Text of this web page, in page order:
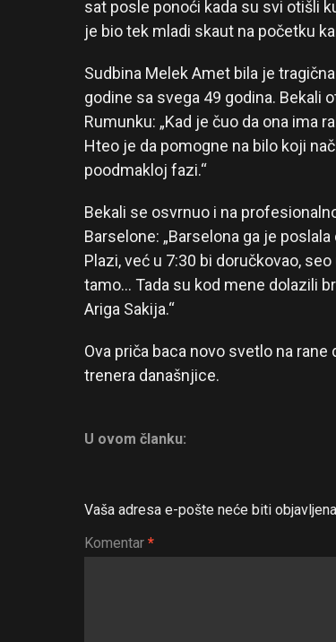
sat posle ponoći kada su svi otišli
je bio tek mladi skaut na početku
Sudbina Melek Amet bila je
godine sa svega 49 godina. Bekali
Rumunku: „Kad je čuo da ona ima
Hteo je da pomogne na bilo koji
poodmakloj fazi.“
Bekali se osvrnuo i na
Barselone: „Barselona ga je
Plazi, već u 7:30 bi doručkovao,
tamo… Tada su kod mene dolazili
Ariga Sakija.“
Ova priča baca novo svetlo na
trenera današnjice.
U ovom članku:
Vaša adresa e-pošte neće biti
Komentar *